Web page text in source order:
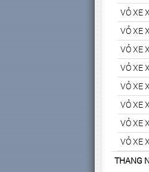
VỎ XE
VỎ XE
VỎ XE
VỎ XE
VỎ XE
VỎ XE
VỎ XE
VỎ XE
THANG